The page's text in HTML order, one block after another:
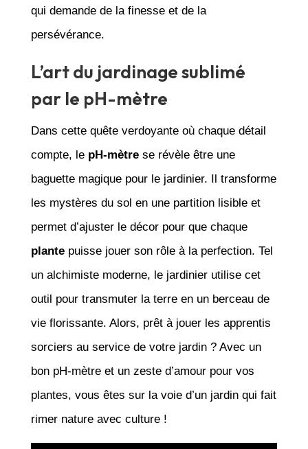
qui demande de la finesse et de la
persévérance.
L’art du jardinage sublimé
par le pH-mètre
Dans cette quête verdoyante où chaque détail
compte, le pH-mètrese révèle être une
baguette magique pour le jardinier. Il transforme
les mystères du sol en une partition lisible et
permet d’ajuster le décor pour que chaque
plantepuisse jouer son rôle à la perfection. Tel
un alchimiste moderne, le jardinier utilise cet
outil pour transmuter la terre en un berceau de
vie florissante. Alors, prêt à jouer les apprentis
sorciers au service de votre jardin ? Avec un
bon pH-mètre et un zeste d’amour pour vos
plantes, vous êtes sur la voie d’un jardin qui fait
rimer nature avec culture !